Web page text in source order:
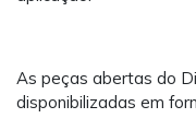
As peças abertas do
disponibilizadas em